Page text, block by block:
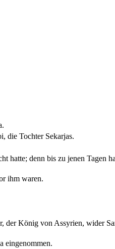
die Tochter Sekarjas.
hatte; denn bis zu jenen Tagen
ihm waren.
der König von Assyrien, wider
eingenommen.